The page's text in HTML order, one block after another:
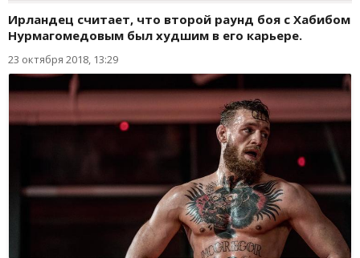
Ирландец считает, что второй раунд боя с Хабибом
Нурмагомедовым был худшим в его карьере.
23 октября 2018, 13:29